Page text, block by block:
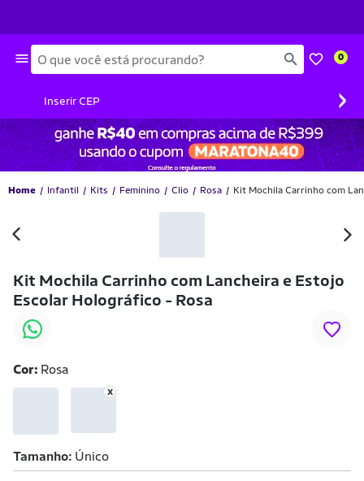
Busca 0
Inserir CEP ›
Home Infantil Kits Feminino Clio Rosa Kit Mochila Carrinho com
Kit Mochila Carrinho com Lancheira e Estojo
Escolar Holográfico - Rosa
Cor: Rosa
Tamanho Único